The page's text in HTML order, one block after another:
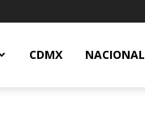
CDMX NACIONAL